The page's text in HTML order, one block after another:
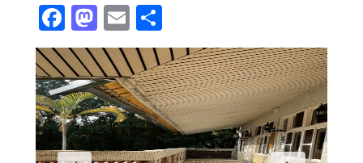
Fa
ce
b
o
ok
M
as
to
d
o
n
E
m
ail
享